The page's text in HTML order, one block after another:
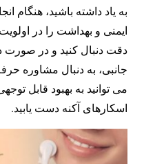
به یاد داشته باشید، هنگام
ایمنی و بهداشت را در
دقت دنبال کنید و در صورت
جانبی، به دنبال مشاوره
می توانید به بهبود قابل
اسکارهای آکنه دست یابید.